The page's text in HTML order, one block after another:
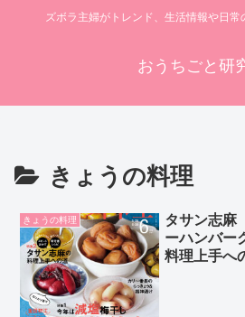
ズボラ主婦がトレンド、生活情報や日
おうちごと研
きょうの料理
きょうの料理
タサン志
ーハンバ
料理上手へ